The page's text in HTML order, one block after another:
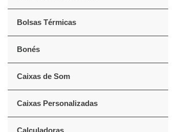
Bolsas Térmicas
Bonés
Caixas de Som
Caixas Personalizadas
Calculadoras